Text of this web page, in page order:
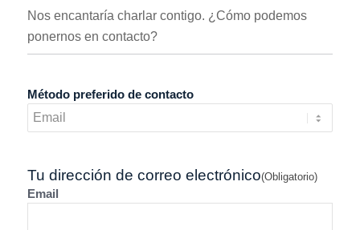
Nos encantaría charlar contigo. ¿Cómo podemos
ponernos en contacto?
Método preferido de contacto
Tu dirección de correo electrónico(Obligatorio)
Email